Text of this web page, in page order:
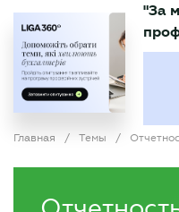
БУХГАЛТЕР
"За
Главная / Темы /